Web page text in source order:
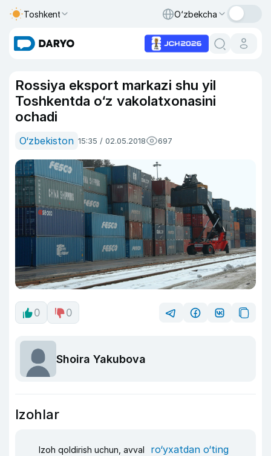
Toshkent O‘zbekcha
Rossiya eksport markazi shu yil
Toshkentda o‘z vakolatxonasini
ochadi
O‘zbekiston 15:35 / 02.05.2018 697
0 0
Shoira Yakubova
Izohlar
Izoh qoldirish uchun, avval ro‘yxatdan o‘ting